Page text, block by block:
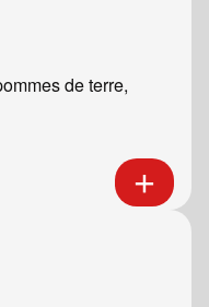
de terre,